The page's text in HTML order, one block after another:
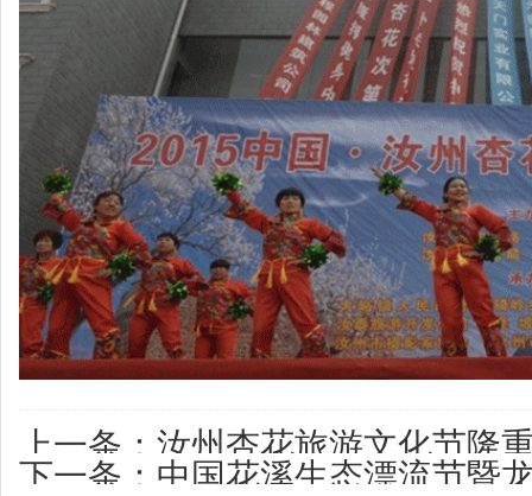
上一条： 汝州杏花旅游文化节隆
下一条： 中国花溪生态漂流节暨